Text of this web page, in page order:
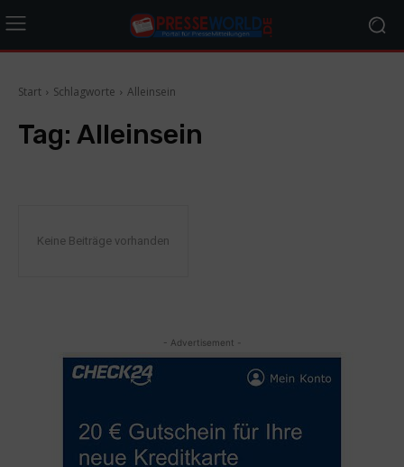
Start Schlagworte Alleinsein
Tag: Alleinsein
Keine Beiträge vorhanden
- Advertisement -